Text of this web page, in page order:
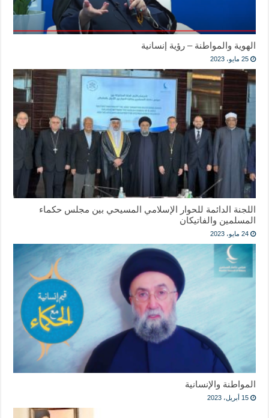
الهوية والمواطنة – رؤية إنسانية
25 مايو، 2023
اللجنة الدائمة للحوار الإسلامي المسيحي بين مجلس حكماء
المسلمين والفاتيكان
24 مايو، 2023
المواطنة والإنسانية
15 أبريل، 2023